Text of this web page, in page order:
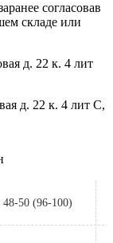
согласовав
складе или
д. 22 к. 4 лит
д. 22 к. 4 лит С,
48-50 (96-100)